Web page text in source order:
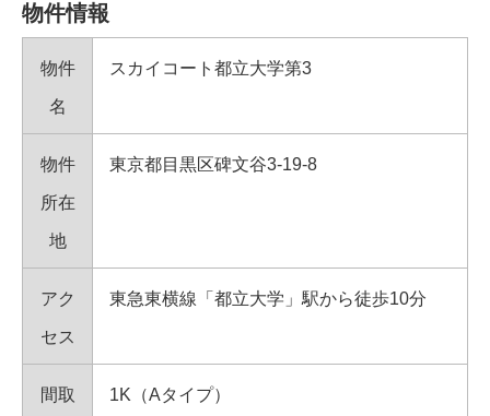
物件情報
物件
名
スカイコート都立大学第3
物件
所在
地
東京都目黒区碑文谷3-19-8
アク
セス
東急東横線「都立大学」駅から徒歩10分
間取 1K（Aタイプ）